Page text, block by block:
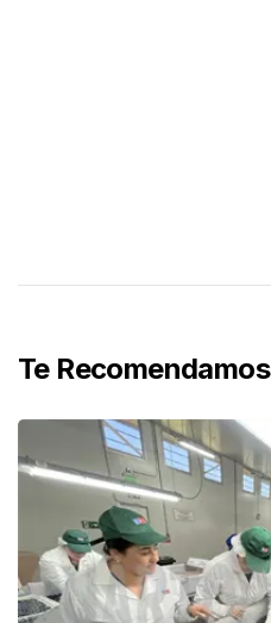
Te Recomendamos